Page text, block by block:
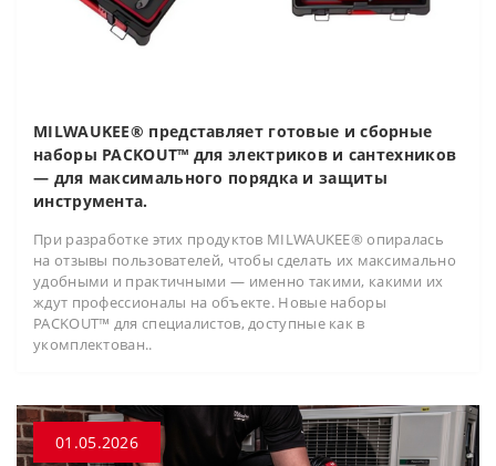
MILWAUKEE® представляет готовые и сборные
наборы PACKOUT™ для электриков и сантехников
— для максимального порядка и защиты
инструмента.
При разработке этих продуктов MILWAUKEE® опиралась
на отзывы пользователей, чтобы сделать их максимально
удобными и практичными — именно такими, какими их
ждут профессионалы на объекте. Новые наборы
PACKOUT™ для специалистов, доступные как в
укомплектован..
01.05.2026